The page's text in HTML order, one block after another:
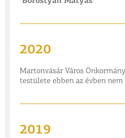
2020
Martonvásár Város
testülete ebben az évben
2019